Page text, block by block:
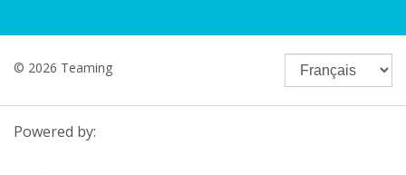
© 2026 Teaming
Powered by: